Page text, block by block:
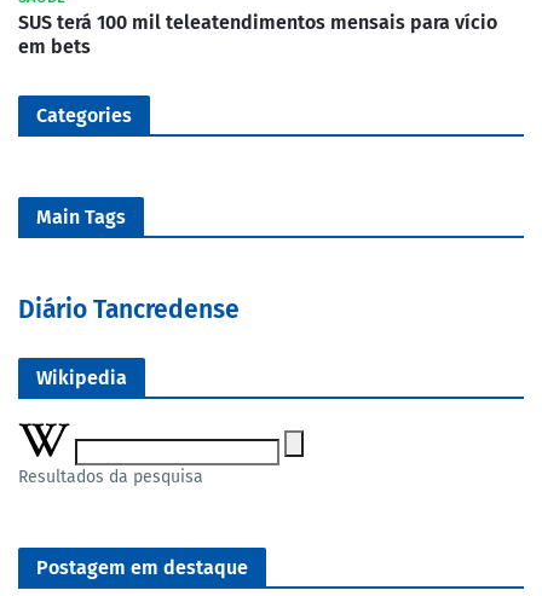
SUS terá 100 mil teleatendimentos mensais para vício
em bets
Categories
Main Tags
Diário Tancredense
Wikipedia
Resultados da pesquisa
Postagem em destaque